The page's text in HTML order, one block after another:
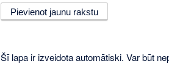
Pievienot jaunu rakstu
Šī lapa ir izveidota automātiski. Var būt